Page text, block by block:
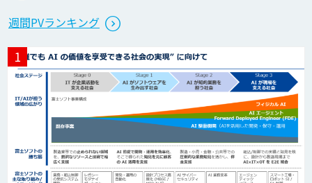
生成AI活用 1day ブートキャンプ
データ分析エージェント
「AI課題の⽬利き」コンサルティングサ
ービス
週間PVランキング